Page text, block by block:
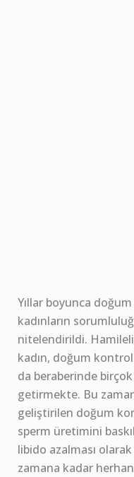
Yıllar boyunca
kadınların
nitelendirildi.
kadın, doğum
da beraberinde
getirmekte. Bu
geliştirilen doğum
sperm üretimini
libido azalması
zamana kadar